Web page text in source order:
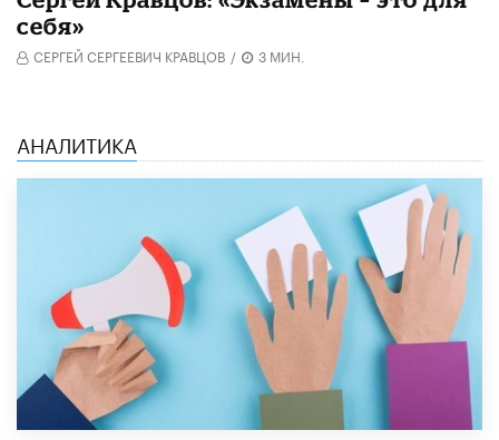
себя»
СЕРГЕЙ СЕРГЕЕВИЧ КРАВЦОВ / 3 МИН.
АНАЛИТИКА